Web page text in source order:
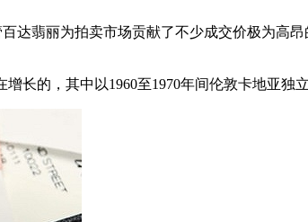
翡丽为拍卖市场贡献了不少成交价极为高昂
的，其中以1960至1970年间伦敦卡地亚独